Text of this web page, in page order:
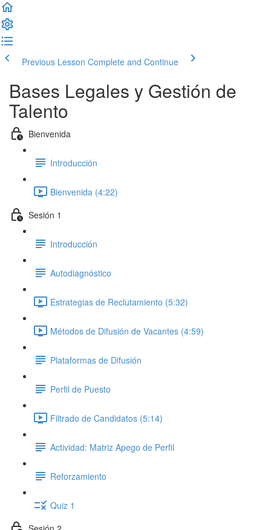
Previous Lesson Complete and Continue
Bases Legales y Gestión de
Talento
Bienvenida
Introducción
Bienvenida (4:22)
Sesión 1
Introducción
Autodiagnóstico
Estrategias de Reclutamiento (5:32)
Métodos de Difusión de Vacantes (4:59)
Plataformas de Difusión
Perfil de Puesto
Filtrado de Candidatos (5:14)
Actividad: Matriz Apego de Perfil
Reforzamiento
Quiz 1